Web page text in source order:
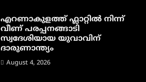
എറണാകുളത്ത് ഫ്ലാറ്റിൽ നിന്ന്
വീണ് പരപ്പനങ്ങാടി
സ്വദേശിയായ യുവാവിന്
ദാരുണാന്ത്യം
August 4, 2026